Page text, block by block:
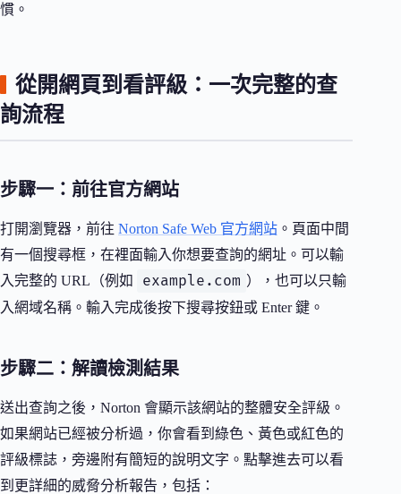
慣。
從開網頁到看評級：一次完整的查
詢流程
步驟一：前往官方網站
打開瀏覽器，前往 Norton Safe Web 官方網站 。頁面中間
有一個搜尋框，在裡面輸入你想要查詢的網址。可以輸
入完整的 URL（例如
example.com ），也可以只輸
入網域名稱。輸入完成後按下搜尋按鈕或 Enter 鍵。
步驟二：解讀檢測結果
送出查詢之後，Norton 會顯示該網站的整體安全評級。
如果網站已經被分析過，你會看到綠色、黃色或紅色的
評級標誌，旁邊附有簡短的說明文字。點擊進去可以看
到更詳細的威脅分析報告，包括：